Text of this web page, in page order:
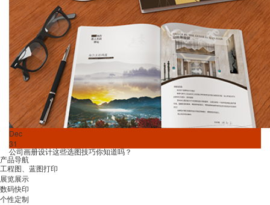
Dec
31
公司画册设计这些选图技巧你知道吗？
产品导航
工程图、蓝图打印
展览展示
数码快印
个性定制